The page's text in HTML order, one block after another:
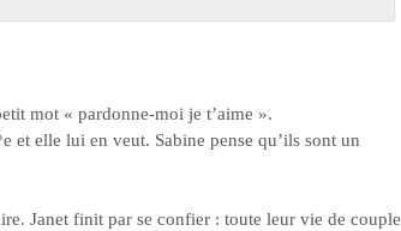
mot « pardonne-moi je t’aime ».
elle lui en veut. Sabine pense qu’ils sont un
Janet finit par se confier : toute leur vie de couple